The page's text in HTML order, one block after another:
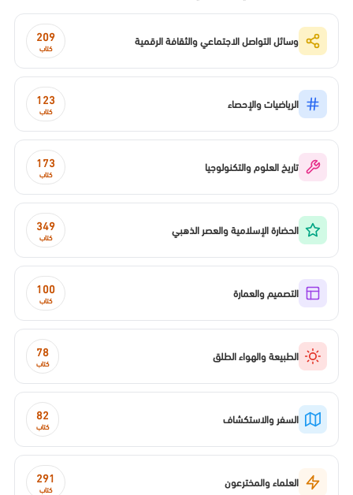
وسائل التواصل الاجتماعي والثقافة الرقمية 209
كتاب
الرياضيات والإحصاء 123
كتاب
تاريخ العلوم والتكنولوجيا 173
كتاب
الحضارة الإسلامية والعصر الذهبي 349
كتاب
التصميم والعمارة 100
كتاب
الطبيعة والهواء الطلق 78
كتاب
السفر والاستكشاف 82
كتاب
العلماء والمخترعون 291
كتاب